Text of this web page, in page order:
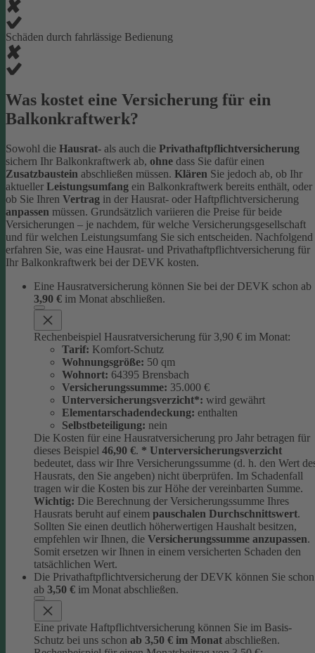
Schäden durch fahrlässige Bedienung
Was kostet eine Versicherung für ein
Balkonkraftwerk?
Sowohl die Hausrat- als auch die Privathaftpflichtversicherung
sichern Ihr Balkonkraftwerk ab, ohne dass Sie dafür einen
Zusatzbaustein abschließen müssen. Klären Sie jedoch ab, ob Ihr
aktueller Leistungsumfang ein Balkonkraftwerk bereits enthält, oder
ob Sie Ihren Vertrag in der Hausrat- oder Haftpflichtversicherung
anpassen müssen. Grundsätzlich variieren die Preise für beide
Versicherungen – je nachdem, für welche Versicherungsgesellschaft
und für welchen Leistungsumfang Sie sich entscheiden. Nachfolgend
erfahren Sie, was eine Hausrat- und Privathaftpflichtversicherung für
Ihr Balkonkraftwerk bei der DEVK kosten.
Eine Hausratversicherung können Sie bei der DEVK schon ab
3,90 € im Monat abschließen.
Rechenbeispiel Hausratversicherung für 3,90 € im Monat:
Tarif: Komfort-Schutz
Wohnungsgröße: 50 qm
Wohnort: 64395 Brensbach
Versicherungssumme: 35.000 €
Unterversicherungsverzicht*: wird gewährt
Elementarschadendeckung: enthalten
Selbstbeteiligung: nein
Die Kosten für eine Hausratversicherung pro Jahr betragen für
dieses Beispiel 46,90 €. * Unterversicherungsverzicht
bedeutet, dass wir Ihre Versicherungssumme (d. h. den Wert
Hausrats, den Sie angeben) nicht überprüfen. Im Schadenfall
tragen wir die Kosten bis zur Höhe der vereinbarten Summe.
Wichtig: Die Berechnung der Versicherungssumme Ihres
Hausrats beruht auf einem pauschalen Durchschnittswert.
Sollten Sie einen deutlich höherwertigen Haushalt besitzen,
empfehlen wir Ihnen, die Versicherungssumme anzupassen.
Somit ersetzen wir Ihnen in einem versicherten Schaden den
tatsächlichen Wert.
Die Privathaftpflichtversicherung der DEVK können Sie schon
ab 3,50 € im Monat abschließen.
Eine private Haftpflichtversicherung können Sie im Basis-
Schutz bei uns schon ab 3,50 € im Monat abschließen.